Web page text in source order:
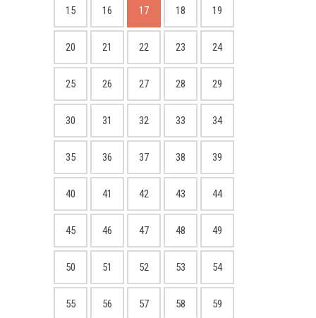
15 16 17 18 19
20 21 22 23 24
25 26 27 28 29
30 31 32 33 34
35 36 37 38 39
40 41 42 43 44
45 46 47 48 49
50 51 52 53 54
55 56 57 58 59